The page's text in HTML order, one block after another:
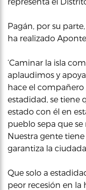
Pagán, por su
ha realizado Aponte.
‘Caminar la isla
aplaudimos y
hace el compañero
estadidad, se tiene
estado con él en
pueblo sepa que se
Nuestra gente
garantiza la
Que solo a
peor recesión en la